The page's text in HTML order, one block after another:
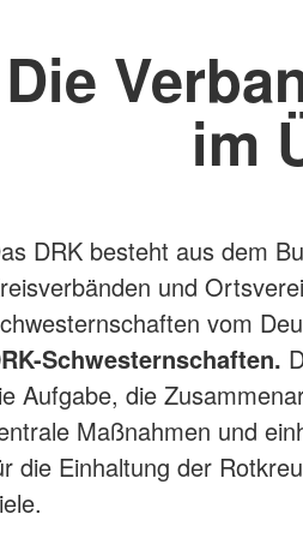
Die
im
DRK besteht aus dem
und
vom
Schwesternschaften.
Aufgabe, die
Maßnahmen und
die Einhaltung der